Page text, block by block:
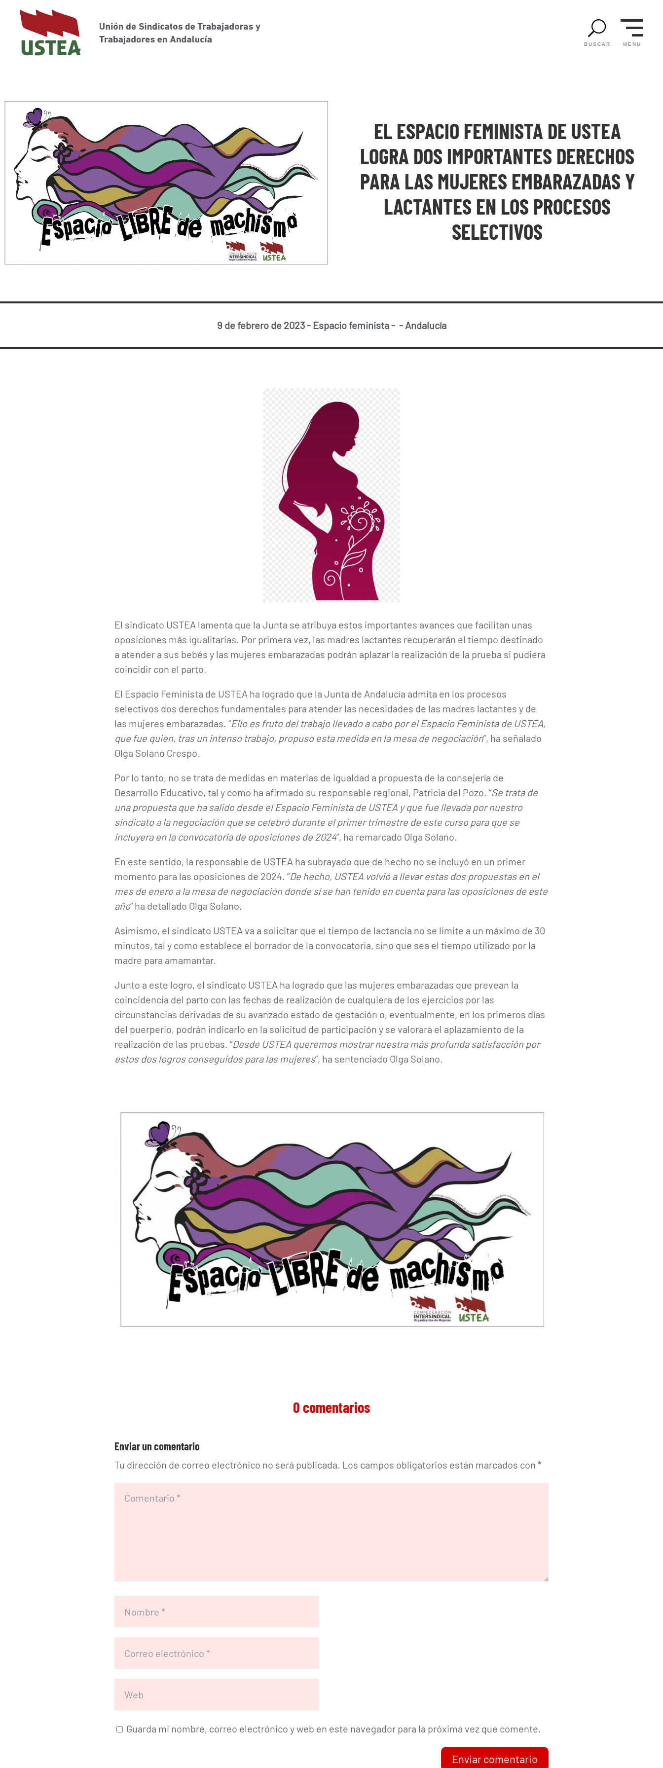
U
BUSCAR MENU
EL ESPACIO FEMINISTA DE USTEA
LOGRA DOS IMPORTANTES DERECHOS
PARA LAS MUJERES EMBARAZADAS Y
LACTANTES EN LOS PROCESOS
SELECTIVOS
9 de febrero de 2023- Espacio feminista- - Andalucía
El sindicato USTEA lamenta que la Junta se atribuya estos importantes avances que facilitan unas
oposiciones más igualitarias. Por primera vez, las madres lactantes recuperarán el tiempo destinado
a atender a sus bebés y las mujeres embarazadas podrán aplazar la realización de la prueba si pudiera
coincidir con el parto.
El Espacio Feminista de USTEA ha logrado que la Junta de Andalucía admita en los procesos
selectivos dos derechos fundamentales para atender las necesidades de las madres lactantes y de
las mujeres embarazadas. “Ello es fruto del trabajo llevado a cabo por el Espacio Feminista de USTEA,
que fue quien, tras un intenso trabajo, propuso esta medida en la mesa de negociación”, ha señalado
Olga Solano Crespo.
Por lo tanto, no se trata de medidas en materias de igualdad a propuesta de la consejería de
Desarrollo Educativo, tal y como ha afirmado su responsable regional, Patricia del Pozo. “Se trata de
una propuesta que ha salido desde el Espacio Feminista de USTEA y que fue llevada por nuestro
sindicato a la negociación que se celebró durante el primer trimestre de este curso para que se
incluyera en la convocatoria de oposiciones de 2024”, ha remarcado Olga Solano.
En este sentido, la responsable de USTEA ha subrayado que de hecho no se incluyó en un primer
momento para las oposiciones de 2024. “De hecho, USTEA volvió a llevar estas dos propuestas en el
mes de enero a la mesa de negociación donde sí se han tenido en cuenta para las oposiciones de este
año” ha detallado Olga Solano.
Asimismo, el sindicato USTEA va a solicitar que el tiempo de lactancia no se limite a un máximo de 30
minutos, tal y como establece el borrador de la convocatoria, sino que sea el tiempo utilizado por la
madre para amamantar.
Junto a este logro, el sindicato USTEA ha logrado que las mujeres embarazadas que prevean la
coincidencia del parto con las fechas de realización de cualquiera de los ejercicios por las
circunstancias derivadas de su avanzado estado de gestación o, eventualmente, en los primeros días
del puerperio, podrán indicarlo en la solicitud de participación y se valorará el aplazamiento de la
realización de las pruebas. “Desde USTEA queremos mostrar nuestra más profunda satisfacción por
estos dos logros conseguidos para las mujeres”, ha sentenciado Olga Solano.
0 comentarios
Enviar un comentario
Tu dirección de correo electrónico no será publicada. Los campos obligatorios están marcados con *
Guarda mi nombre, correo electrónico y web en este navegador para la próxima vez que comente.
Enviar comentario